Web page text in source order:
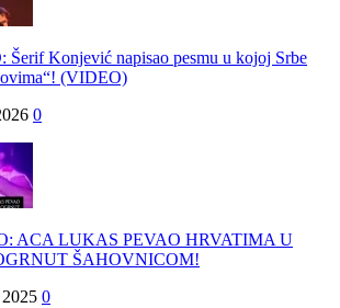
Šerif Konjević napisao pesmu u kojoj Srbe
(VIDEO)
0
ACA LUKAS PEVAO HRVATIMA U
ŠAHOVNICOM!
0